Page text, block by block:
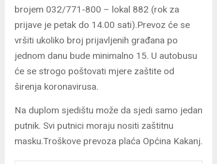
brojem 032/771-800 – lokal 882 (rok za
prijave je petak do 14.00 sati).Prevoz će se
vršiti ukoliko broj prijavljenih građana po
jednom danu bude minimalno 15. U autobusu
će se strogo poštovati mjere zaštite od
širenja koronavirusa.
Na duplom sjedištu može da sjedi samo jedan
putnik. Svi putnici moraju nositi zaštitnu
masku.Troškove prevoza plaća Općina Kakanj.